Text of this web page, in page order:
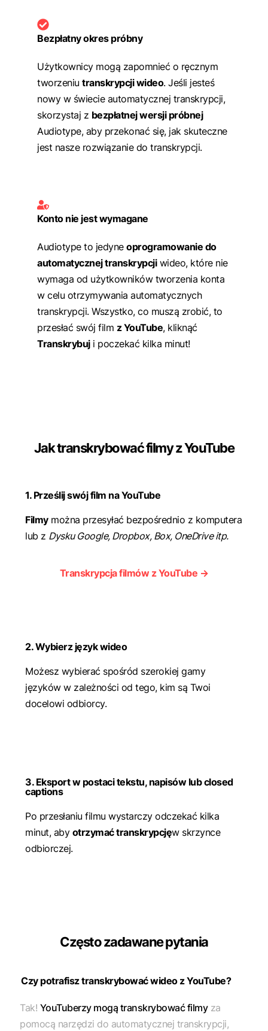
Bezpłatny okres próbny
Użytkownicy mogą zapomnieć o ręcznym
tworzeniutranskrypcji wideo. Jeśli jesteś
nowy w świecie automatycznej transkrypcji,
skorzystaj z bezpłatnej wersji próbnej
Audiotype, aby przekonać się, jak skuteczne
jest nasze rozwiązanie do transkrypcji.
Konto nie jest wymagane
Audiotype to jedyneoprogramowanie do
automatycznej transkrypcjiwideo, które nie
wymaga od użytkowników tworzenia konta
w celu otrzymywania automatycznych
transkrypcji. Wszystko, co muszą zrobić, to
przesłać swój film z YouTube, kliknąć
Transkrybuji poczekać kilka minut!
Jak transkrybować filmy z YouTube
1. Prześlij swój film na YouTube
Filmymożna przesyłać bezpośrednio z komputera
lub z Dysku Google, Dropbox, Box, OneDrive itp.
Transkrypcja filmów z YouTube →
2. Wybierz język wideo
Możesz wybierać spośród szerokiej gamy
języków w zależności od tego, kim są Twoi
docelowi odbiorcy.
3. Eksport w postaci tekstu, napisów lub closed
captions
Po przesłaniu filmu wystarczy odczekać kilka
minut, aby otrzymać transkrypcjęw skrzynce
odbiorczej.
Często zadawane pytania
Czy potrafisz transkrybować wideo z YouTube?
Tak! YouTuberzy mogą transkrybować filmyza
pomocą narzędzi do automatycznej transkrypcji,